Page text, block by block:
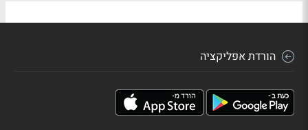
הורדת אפליקציה